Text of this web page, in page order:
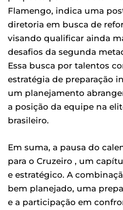
Flamengo, indica uma
diretoria em busca de
visando qualificar ainda
desafios da segunda
Essa busca por talentos
estratégia de preparação
um planejamento
a posição da equipe na
brasileiro.
Em suma, a pausa do
para o Cruzeiro , um
e estratégico. A
bem planejado, uma
e a participação em